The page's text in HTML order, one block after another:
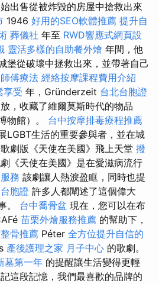
出售從被炸毀的房屋中搶救出來
1946 好用的SEO軟體推薦 提升自
葬儀社 年至 RWD響應式網頁設
靈活多樣的自助餐外燴 年間，他
堡從破壞中拯救出來，並帶著自己
傅療法 經絡按摩課程費用介紹
享受 年，Gründerzeit 台北台胞證
，收藏了維爾莫斯時代的物品
物館）。 台中按摩排毒療程推薦
LGBT生活的重要參與者，並在城
劇版《天使在美國》飛上天堂 撥
《天使在美國》是在愛滋病流行
務 該劇讓人熱淚盈眶，同時也提
台胞證 許多人都闡述了這個偉大
。 台中喬骨盆 現在，您可以在布
苗栗外燴服務推薦 的幫助下，
骨推薦 Péter 全方位提升自信的
產後護理之家 月子中心 的歌劇。
墓第一年 的提醒讓生活變得更輕
這段記憶，我們最喜歡的品牌的